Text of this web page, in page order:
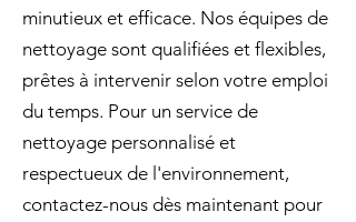
minutieux et efficace. Nos équipes de
nettoyage sont qualifiées et flexibles,
prêtes à intervenir selon votre emploi
du temps. Pour un service de
nettoyage personnalisé et
respectueux de l'environnement,
contactez-nous dès maintenant pour